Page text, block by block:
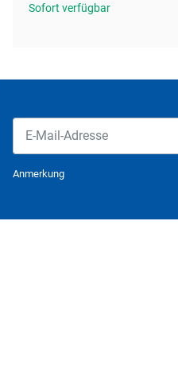
Sofort verfügbar
Anmerkung